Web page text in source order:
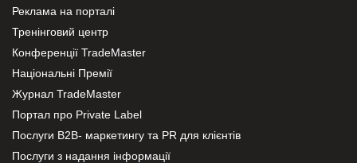
Реклама на порталі
Тренінговий центр
Конференції TradeMaster
Національні Премії
Журнал TradeMaster
Портал про Private Label
Послуги В2В- маркетингу та PR для клієнтів
Послуги з надання інформації